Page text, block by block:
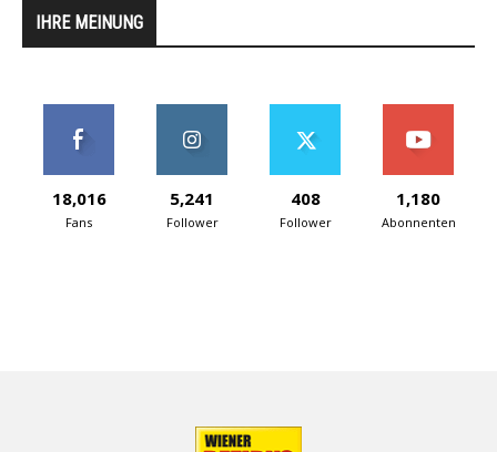
IHRE MEINUNG
18,016
Fans
5,241
Follower
408
Follower
1,180
Abonnenten